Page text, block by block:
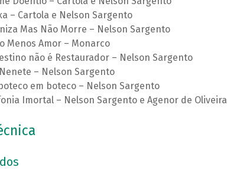
– Cartola e Nelson Sargento
Mas Não Morre – Nelson Sargento
Menos Amor – Monarco
não é Restaurador – Nelson Sargento
– Nelson Sargento
em boteco – Nelson Sargento
Imortal – Nelson Sargento e Agenor de Oliveira